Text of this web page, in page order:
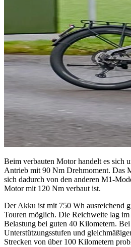
Beim verbauten Motor handelt es sich
Antrieb mit 90 Nm Drehmoment. Das
sich dadurch von den anderen M1-
Motor mit 120 Nm verbaut ist.
Der Akku ist mit 750 Wh ausreichend
Touren möglich. Die Reichweite lag
Belastung bei guten 40 Kilometern.
Unterstützungsstufen und
Strecken von über 100 Kilometern